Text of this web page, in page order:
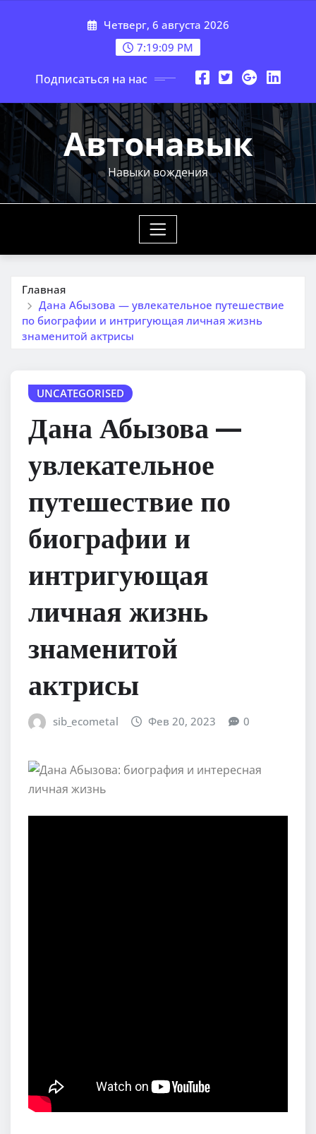
Четверг, 6 августа 2026
7:19:10 PM
Подписаться на нас
Автонавык
Навыки вождения
Главная
Дана Абызова — увлекательное путешествие
по биографии и интригующая личная жизнь
знаменитой актрисы
UNCATEGORISED
Дана Абызова —
увлекательное
путешествие по
биографии и
интригующая
личная жизнь
знаменитой
актрисы
sib_ecometal Фев 20, 2023 0